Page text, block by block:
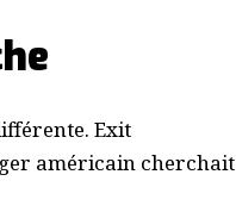
Exit
américain cherchait